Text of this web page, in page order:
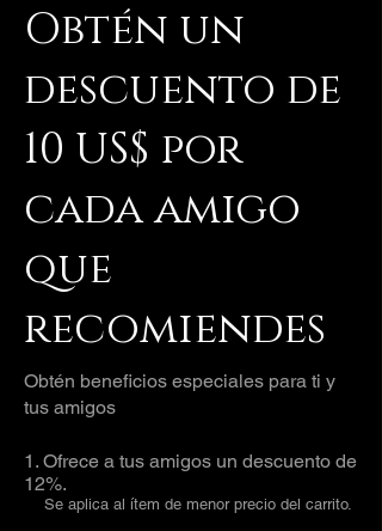
Obtén un
descuento de
10 US$ por
cada amigo
que
recomiendes
Obtén beneficios especiales para ti y
tus amigos
Ofrece a tus amigos un descuento de
12%.
Se aplica al ítem de menor precio del carrito.